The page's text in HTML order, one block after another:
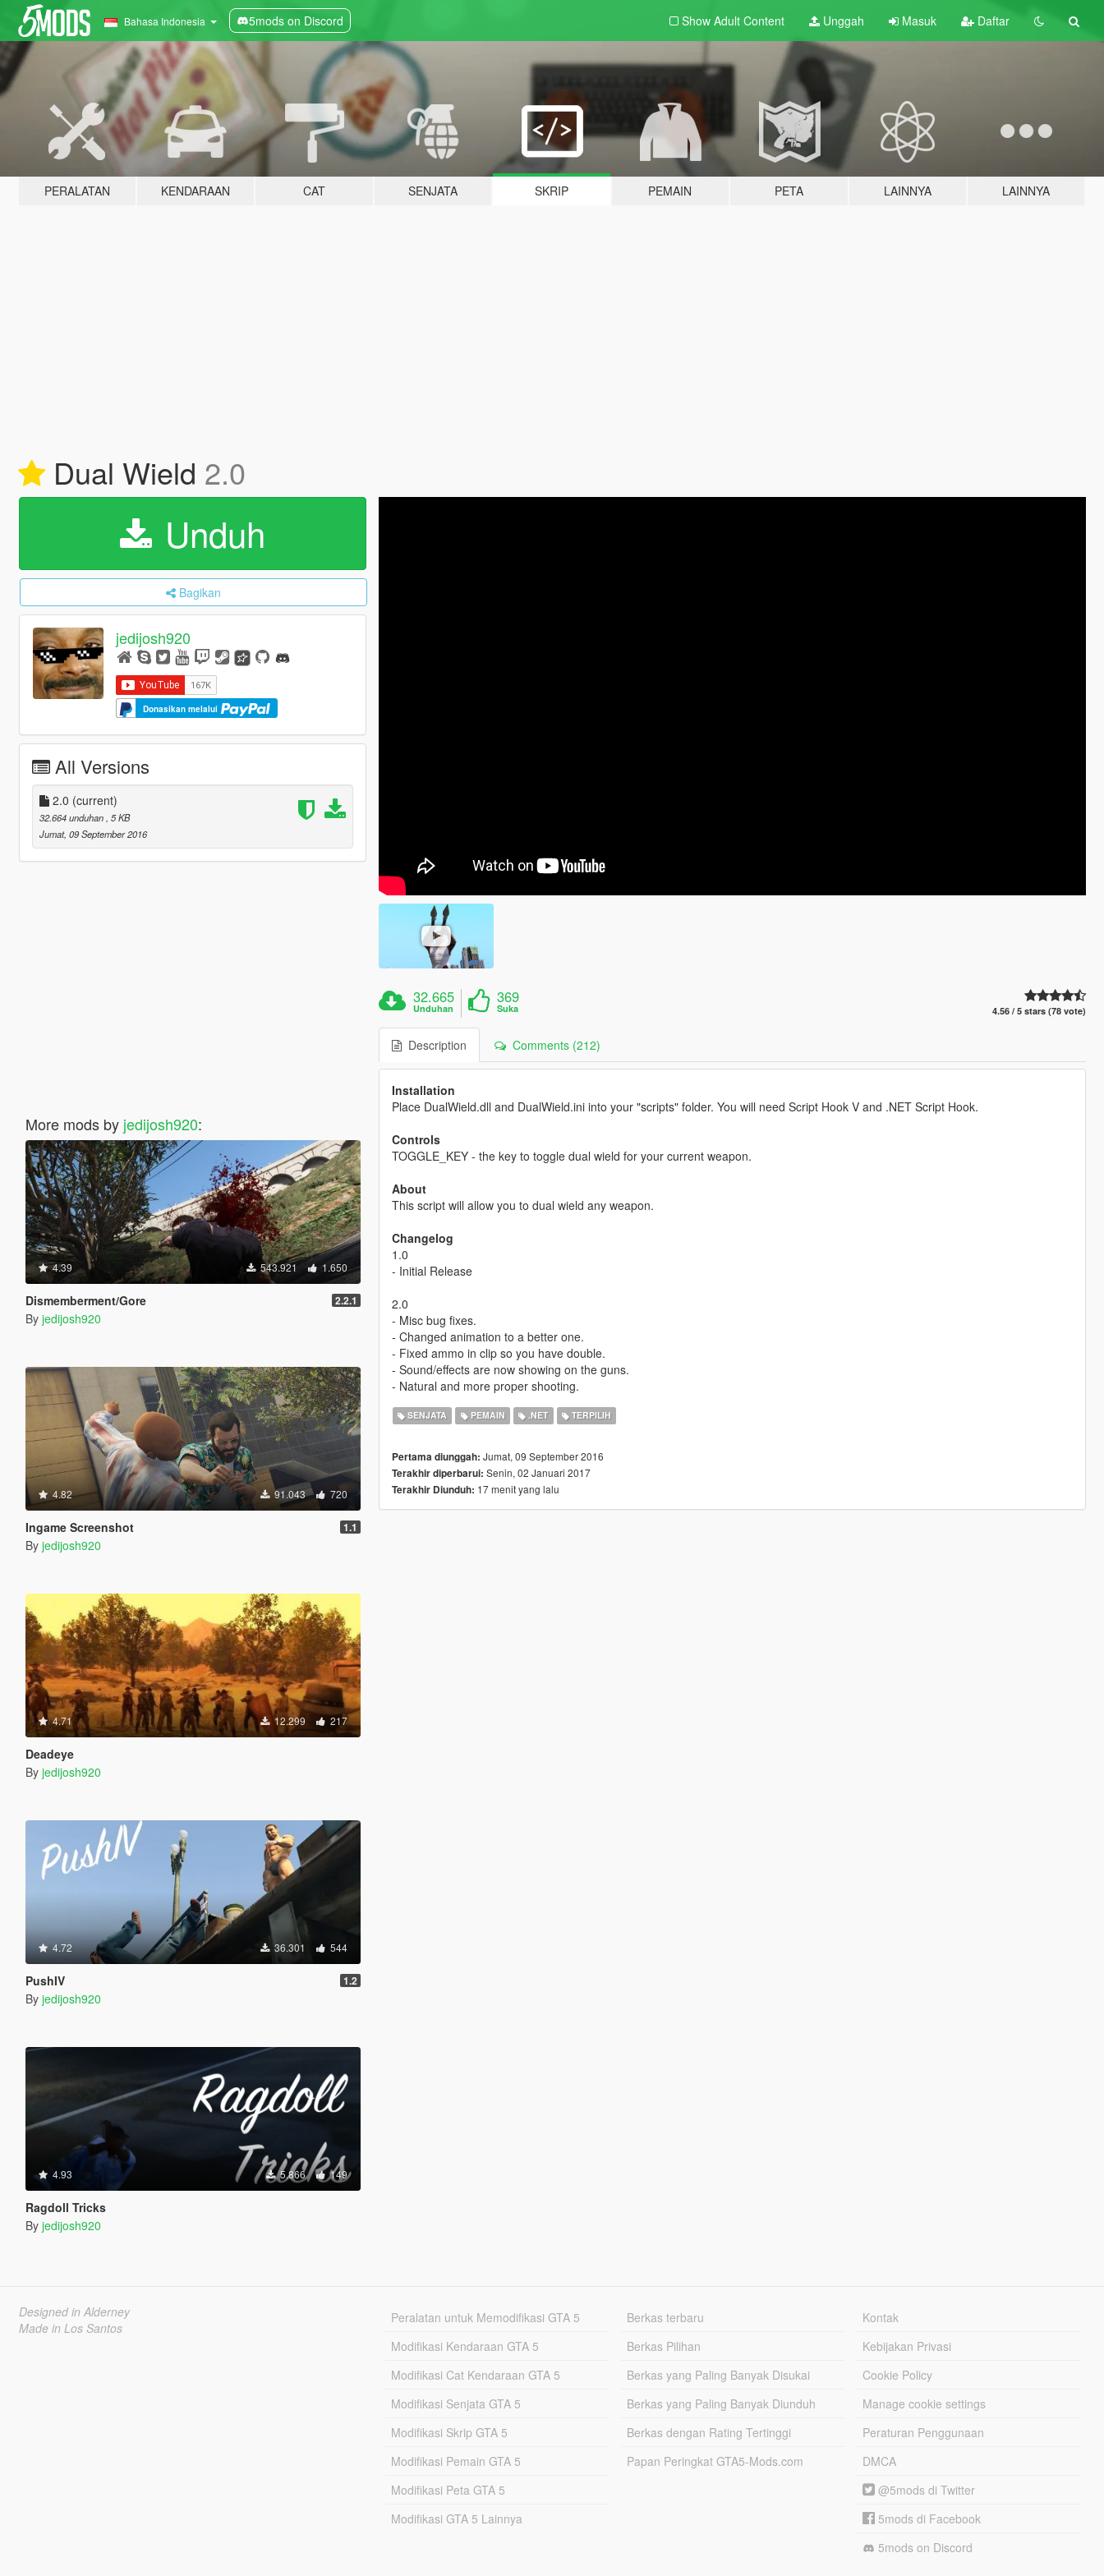
Bahasa Indonesia 5mods on Discord Show Adult Content Unggah Masuk Daftar
PERALATAN KENDARAAN CAT SENJATA SKRIP PEMAIN PETA LAINNYA LAINNYA
Dual Wield 2.0
Unduh
Bagikan
jedijosh920
Donasikan melalui
All Versions
2.0 (current)
32.664 unduhan , 5 KB
Jumat, 09 September 2016
More mods by jedijosh920:
4.39 543.921 1.650
Dismemberment/Gore 2.2.1
By jedijosh920
4.82 91.043 720
Ingame Screenshot 1.1
By jedijosh920
4.71 12.299 217
Deadeye
By jedijosh920
4.72 36.301 544
PushIV 1.2
By jedijosh920
4.93 5.866 149
Ragdoll Tricks
By jedijosh920
32.665
Unduhan
369
Suka 4.56 / 5 stars (78 vote)
Description Comments (212)
Installation
Place DualWield.dll and DualWield.ini into your "scripts" folder. You will need Script Hook V and .NET Script Hook.
Controls
TOGGLE_KEY - the key to toggle dual wield for your current weapon.
About
This script will allow you to dual wield any weapon.
Changelog
1.0
- Initial Release
2.0
- Misc bug fixes.
- Changed animation to a better one.
- Fixed ammo in clip so you have double.
- Sound/effects are now showing on the guns.
- Natural and more proper shooting.
SENJATA PEMAIN .NET TERPILIH
Pertama diunggah: Jumat, 09 September 2016
Terakhir diperbarui: Senin, 02 Januari 2017
Terakhir Diunduh: 17 menit yang lalu
Designed in Alderney
Made in Los Santos
Peralatan untuk Memodifikasi GTA 5
Modifikasi Kendaraan GTA 5
Modifikasi Cat Kendaraan GTA 5
Modifikasi Senjata GTA 5
Modifikasi Skrip GTA 5
Modifikasi Pemain GTA 5
Modifikasi Peta GTA 5
Modifikasi GTA 5 Lainnya
Berkas terbaru
Berkas Pilihan
Berkas yang Paling Banyak Disukai
Berkas yang Paling Banyak Diunduh
Berkas dengan Rating Tertinggi
Papan Peringkat GTA5-Mods.com
Kontak
Kebijakan Privasi
Cookie Policy
Manage cookie settings
Peraturan Penggunaan
DMCA
@5mods di Twitter
5mods di Facebook
5mods on Discord